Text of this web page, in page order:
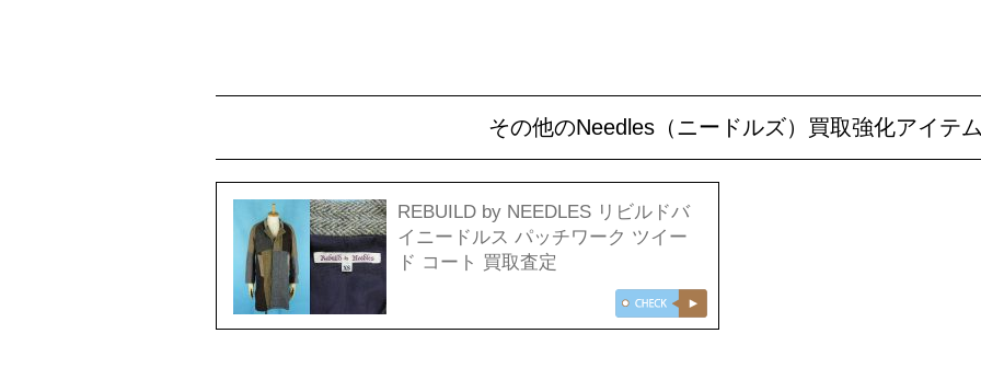
その他のNeedles（ニードルズ）買取強化アイテ
REBUILD by NEEDLES リビルドバ
イニードルス パッチワーク ツイー
ド コート 買取査定